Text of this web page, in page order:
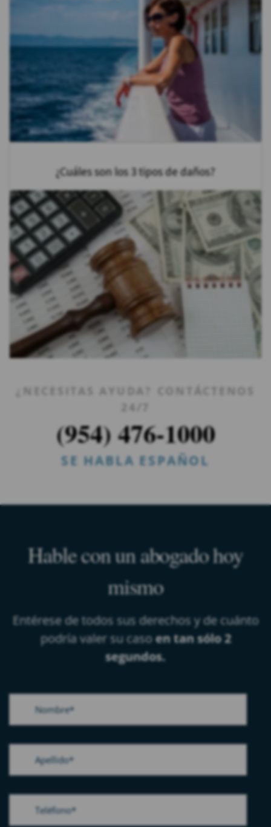
¿Cuáles son los 3 tipos de daños?
¿NECESITAS AYUDA? CONTÁCTENOS
24/7
(954) 476-1000
SE HABLA ESPAÑOL
Hable con un abogado hoy
mismo
Entérese de todos sus derechos y de cuánto
podría valer su casoen tan sólo 2
segundos.